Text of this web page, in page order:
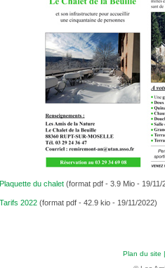
Plaquette du chalet (format pdf - 3.9 Mio - 19/11/
Tarifs 2022 (format pdf - 42.9 kio - 19/11/2022)
Plan du site